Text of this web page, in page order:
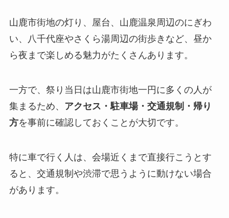
山鹿市街地の灯り、屋台、山鹿温泉周辺のにぎわ
い、八千代座やさくら湯周辺の街歩きなど、昼か
ら夜まで楽しめる魅力がたくさんあります。
一方で、祭り当日は山鹿市街地一円に多くの人が
集まるため、 アクセス・駐車場・交通規制・帰り
方を事前に確認しておくことが大切です。
特に車で行く人は、会場近くまで直接行こうとす
ると、交通規制や渋滞で思うように動けない場合
があります。